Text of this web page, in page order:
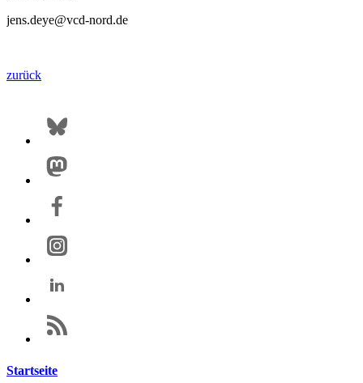
jens.deye@vcd-nord.de
zurück
Startseite